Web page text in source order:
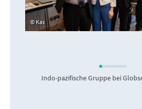
Kas
Indo-pazifische Gruppe bei